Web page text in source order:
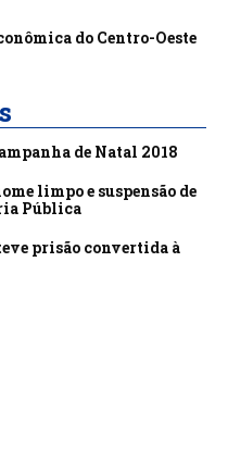
do Centro-Oeste
de Natal 2018
limpo e suspensão de
Pública
prisão convertida à